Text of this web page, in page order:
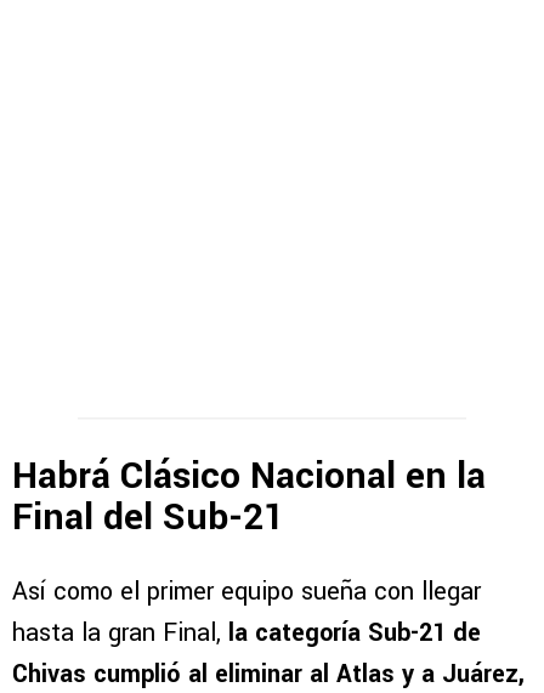
Habrá Clásico Nacional en la
Final del Sub-21
Así como el primer equipo sueña con llegar
hasta la gran Final, la categoría Sub-21 de
Chivas cumplió al eliminar al Atlas y a Juárez,